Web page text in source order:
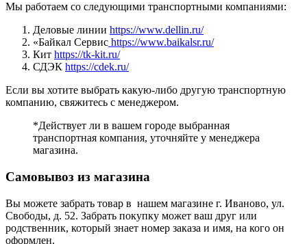
Мы работаем со следующими транспортными компаниями:
Деловые линии https://www.dellin.ru/
«Байкал Сервис https://www.baikalsr.ru/
Кит https://tk-kit.ru/
СДЭК https://cdek.ru/
Если вы хотите выбрать какую-либо другую транспортную
компанию, свяжитесь с менеджером.
*Действует ли в вашем городе выбранная
транспортная компания, уточняйте у менеджера
магазина.
Самовывоз из магазина
Вы можете забрать товар в нашем магазине г. Иваново, ул.
Свободы, д. 52. Забрать покупку может ваш друг или
родственник, который знает номер заказа и имя, на кого он
оформлен.